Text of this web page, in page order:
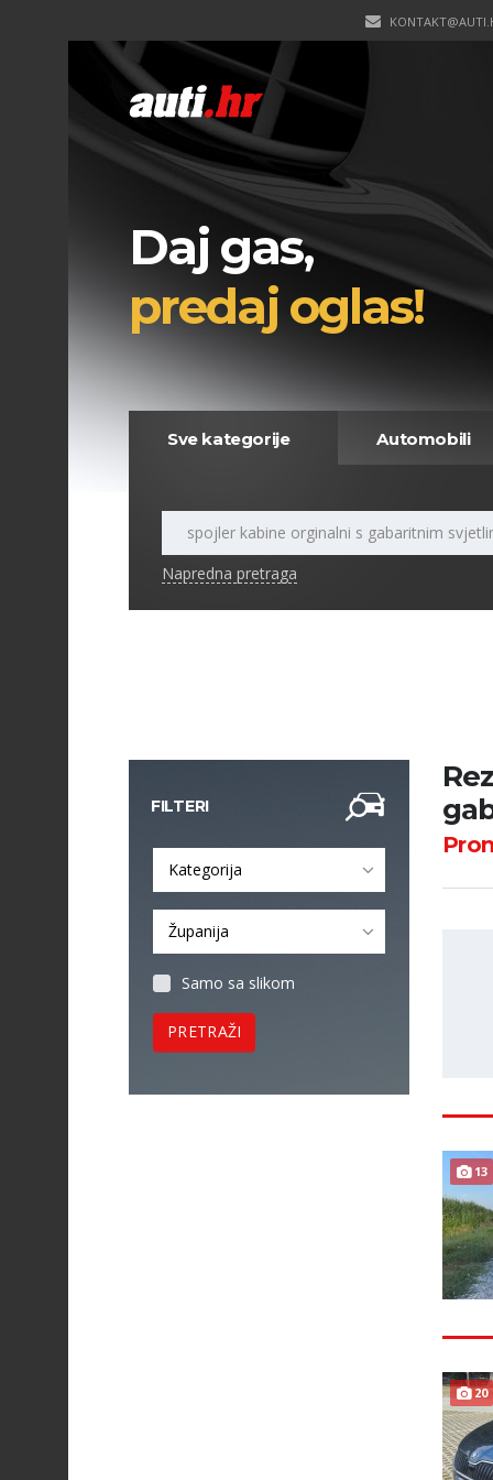
Daj gas,
predaj oglas!
Sve kategorije Automobili
Napredna pretraga
FILTERI
Kategorija
Županija
Samo sa slikom
PRETRAŽI
13
20